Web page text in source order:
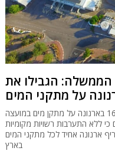
הממשלה: הגבילו את
על מתקני המים
העתירה הוגשה בעקבות העלאה של פי 16 בארנונה על מתקן מים במועצה
כי ללא התערבות רשויות מקומיות
ארנונה אחיד לכל מתקני המים
בארץ